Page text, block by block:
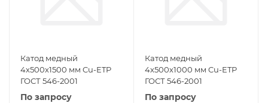
Катод медный
4х500х1500 мм Cu-ETP
ГОСТ 546-2001
По запросу
Катод медный
4х500х1000 мм Cu-ETP
ГОСТ 546-2001
По запросу